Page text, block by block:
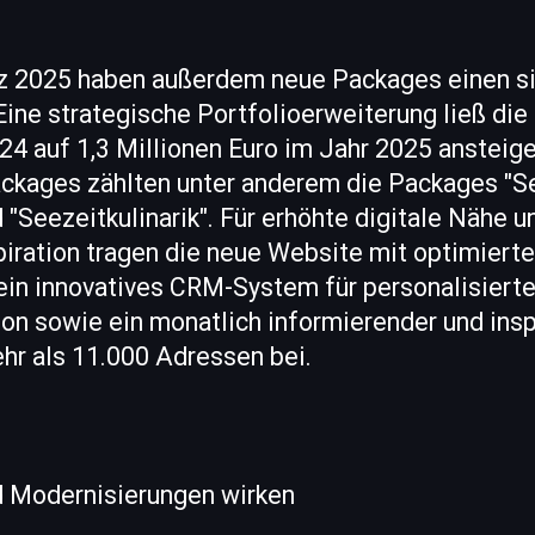
2025 haben außerdem neue Packages einen
strategische Portfolioerweiterung ließ die
auf 1,3 Millionen Euro im Jahr 2025
zählten unter anderem die Packages
"Seezeitkulinarik". Für erhöhte digitale Nähe
tragen die neue Website mit
innovatives CRM-System für personalisierte
sowie ein monatlich informierender und
als 11.000 Adressen bei.
Modernisierungen wirken